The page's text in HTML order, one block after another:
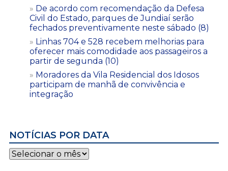
De acordo com recomendação da Defesa
Civil do Estado, parques de Jundiaí serão
fechados preventivamente neste sábado (8)
Linhas 704 e 528 recebem melhorias para
oferecer mais comodidade aos passageiros a
partir de segunda (10)
Moradores da Vila Residencial dos Idosos
participam de manhã de convivência e
integração
NOTÍCIAS POR DATA
Notícias
por